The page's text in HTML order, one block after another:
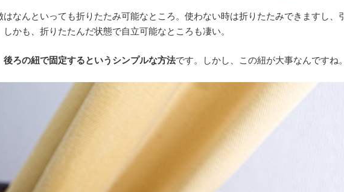
はなんといっても折りたたみ可能なところ。使わない時は折りたたみできますし、引
かも、折りたたんだ状態で自立可能なところも凄い。
後ろの紐で固定するというシンプルな方法です。しかし、この紐が大事なんですね。